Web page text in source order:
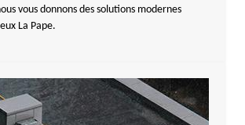
vous donnons des solutions modernes
La Pape.